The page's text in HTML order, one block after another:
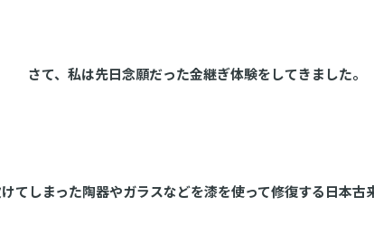
さて、私は先日念願だった金継ぎ体験をしてきました。
てしまった陶器やガラスなどを漆を使って修復する日本古